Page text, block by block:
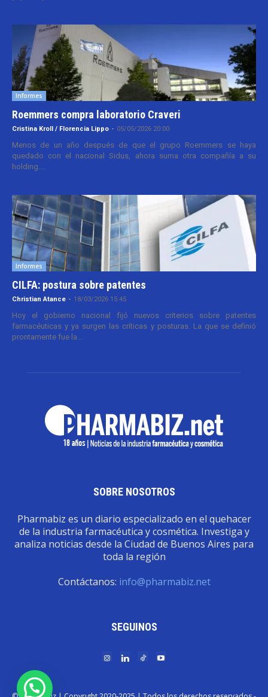
Informes
Roemmers compra laboratorio Craveri
Cristina Kroll / Florencia Lippo - 05/05/2026 20:00
Menos de un año después de que el grupo Roemmers se haya
quedado con el nacional Sidus, ahora suma otra compañía a su
holding....
Informes
CILFA: postura sobre patentes
Christian Atance - 18/03/2026 15:45
Hoy el gobierno nacional fijó nuevos criterios sobre patentes
farmacéuticas y ya surgen las críticas y posturas. La que se definió
prontamente fue la...
SOBRE NOSOTROS
Pharmabiz es un diario especializado en el quehacer
de la industria farmacéutica y cosmética. Investiga y
analiza noticias desde la Ciudad de Buenos Aires para
toda la región
Contáctanos: info@pharmabiz.net
SEGUINOS